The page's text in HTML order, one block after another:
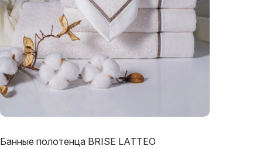
Банные полотенца BRISE LATTEO